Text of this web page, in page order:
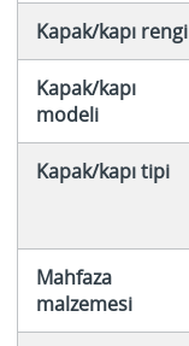
Kapak/kapı rengi
Kapak/kapı
modeli
Kapak/kapı tipi
Mahfaza
malzemesi